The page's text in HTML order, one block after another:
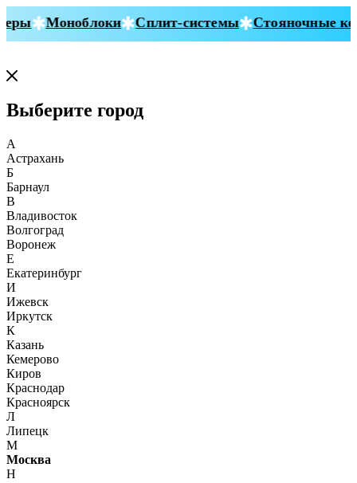
Моноблоки Сплит-системы Стояночные
Выберите город
А
Астрахань
Б
Барнаул
В
Владивосток
Волгоград
Воронеж
Е
Екатеринбург
И
Ижевск
Иркутск
К
Казань
Кемерово
Киров
Краснодар
Красноярск
Л
Липецк
М
Москва
Н